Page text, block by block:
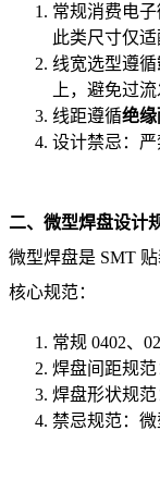
常规消费电子
此类尺寸仅
线宽选型遵循
上，避免过流
线距遵循绝
设计禁忌：
二、微型焊盘设计
微型焊盘是 SMT
核心规范：
常规 0402、
焊盘间距规范
焊盘形状规
禁忌规范：